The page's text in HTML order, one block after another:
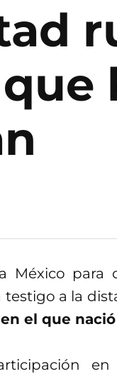
México para
a la
el que